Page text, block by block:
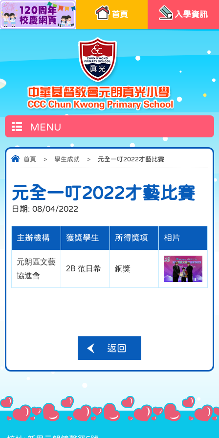
首頁 入學資訊
MENU
首頁 > 學生成就 > 元全一叮2022才藝比賽
元全一叮2022才藝比賽
日期: 08/04/2022
主辦機構 獲獎學生 所得獎項 相片
元朗區文藝
協進會
2B 范日希 銅獎
返回